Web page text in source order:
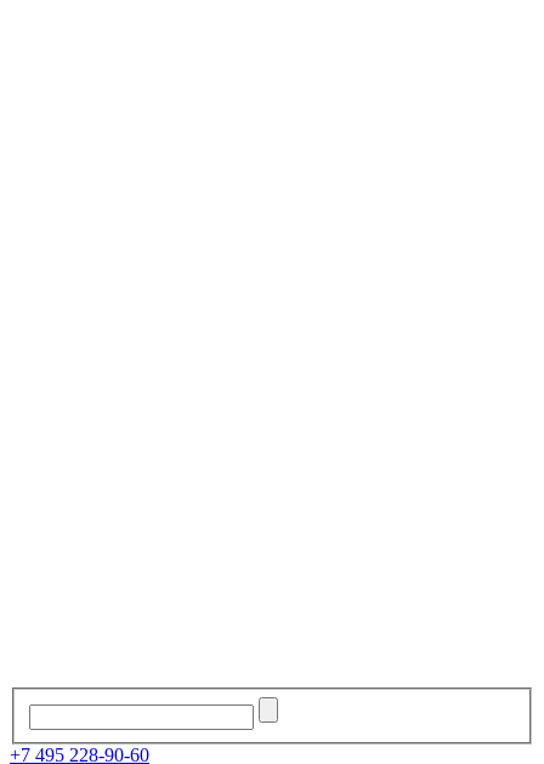
+7 495 228-90-60